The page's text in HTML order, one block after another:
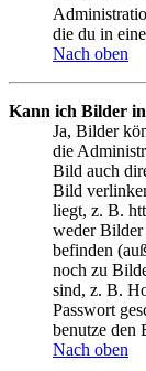
die du in
Nach oben
Kann ich Bilder in
Ja, Bilder
die
Bild auch
Bild
liegt, z. B.
weder Bilder
befinden
noch zu
sind, z. B.
Passwort
benutze den
Nach oben